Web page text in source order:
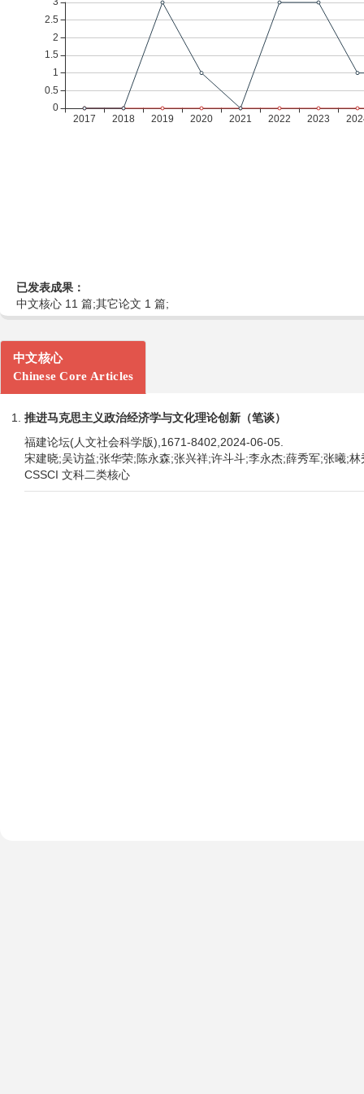
已发表成果：
中文核心 11 篇;其它论文 1 篇;
中文核心
Chinese Core Articles
推进马克思主义政治经济学与文化理论创新（笔谈）
福建论坛(人文社会科学版),1671-8402,2024-06-05.
宋建晓;吴访益;张华荣;陈永森;张兴祥;许斗斗;李永杰;薛秀军;张曦;林
CSSCI 文科二类核心